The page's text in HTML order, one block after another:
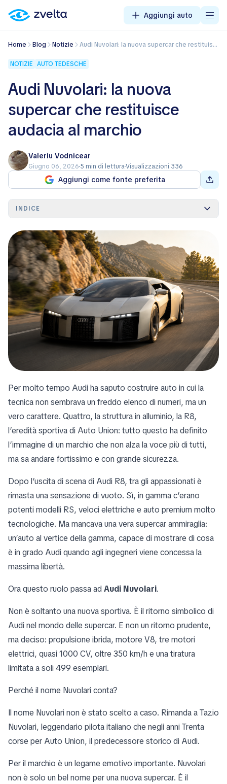
Aggiungi auto
Home Blog Notizie Audi Nuvolari: la nuova supercar che restituisce audacia al marchio
NOTIZIE AUTO TEDESCHE
Audi Nuvolari: la nuova
supercar che restituisce
audacia al marchio
Valeriu Vodnicear
Giugno 06, 2026 5 min di letturaVisualizzazioni 336
Aggiungi come fonte preferita
INDICE
Per molto tempo Audi ha saputo costruire auto in cui la
tecnica non sembrava un freddo elenco di numeri, ma un
vero carattere. Quattro, la struttura in alluminio, la R8,
l’eredità sportiva di Auto Union: tutto questo ha definito
l’immagine di un marchio che non alza la voce più di tutti,
ma sa andare fortissimo e con grande sicurezza.
Dopo l’uscita di scena di Audi R8, tra gli appassionati è
rimasta una sensazione di vuoto. Sì, in gamma c’erano
potenti modelli RS, veloci elettriche e auto premium molto
tecnologiche. Ma mancava una vera supercar ammiraglia:
un’auto al vertice della gamma, capace di mostrare di cosa
è in grado Audi quando agli ingegneri viene concessa la
massima libertà.
Ora questo ruolo passa ad Audi Nuvolari.
Non è soltanto una nuova sportiva. È il ritorno simbolico di
Audi nel mondo delle supercar. E non un ritorno prudente,
ma deciso: propulsione ibrida, motore V8, tre motori
elettrici, quasi 1000 CV, oltre 350 km/h e una tiratura
limitata a soli 499 esemplari.
Perché il nome Nuvolari conta?
Il nome Nuvolari non è stato scelto a caso. Rimanda a Tazio
Nuvolari, leggendario pilota italiano che negli anni Trenta
corse per Auto Union, il predecessore storico di Audi.
Per il marchio è un legame emotivo importante. Nuvolari
non è solo un bel nome per una nuova supercar. È il